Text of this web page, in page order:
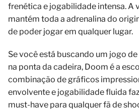
frenética e jogabilidade intensa. A
mantém toda a adrenalina do
de poder jogar em qualquer lugar.
Se você está buscando um jogo
na ponta da cadeira, Doom é a
combinação de gráficos
envolvente e jogabilidade fluida
must-have para qualquer fã de